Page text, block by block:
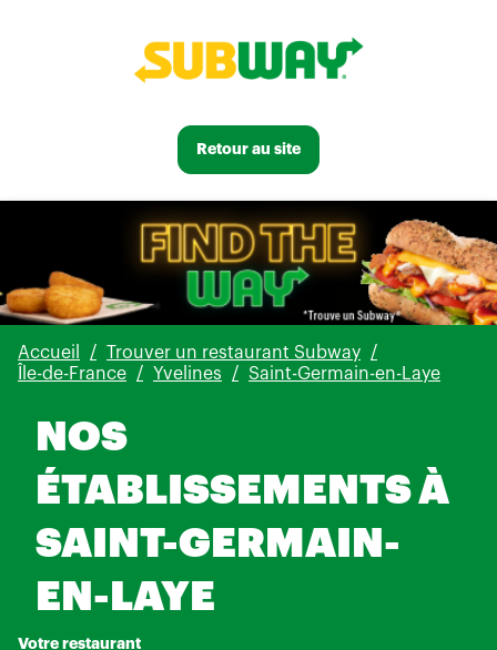
Retour au site
Accueil
Trouver un restaurant Subway
Île-de-France
Yvelines Saint-Germain-en-Laye
NOS
ÉTABLISSEMENTS À
SAINT-GERMAIN-
EN-LAYE
Votre restaurant